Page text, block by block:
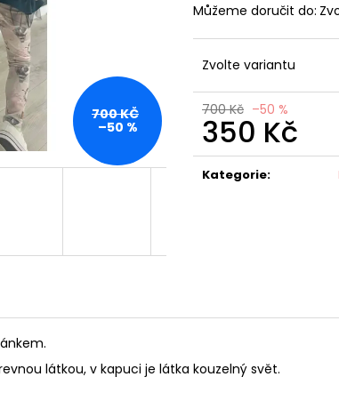
Můžeme doručit do:
Zvolte variantu
700 Kč –50 %
350 Kč
Měrná
cena:
Kategorie:
700 KČ
–50 %
látkou, v kapuci je látka kouzelný svět.
BASIC PUNČOCHY VÍNOVÉ
Kč
FIALOVÉ
135 Kč